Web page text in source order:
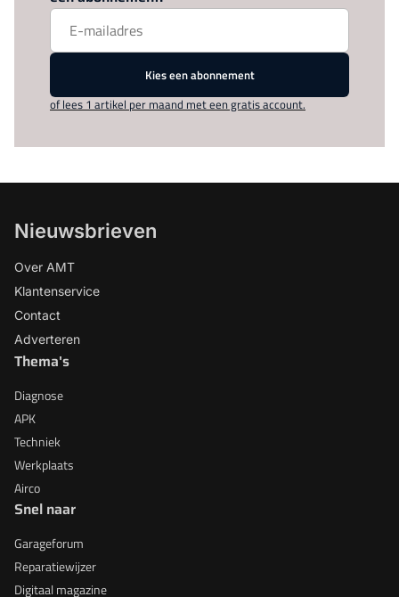
Kies een abonnement
of lees 1 artikel per maand met een gratis account.
Nieuwsbrieven
Over AMT
Klantenservice
Contact
Adverteren
Thema's
Diagnose
APK
Techniek
Werkplaats
Airco
Snel naar
Garageforum
Reparatiewijzer
Digitaal magazine